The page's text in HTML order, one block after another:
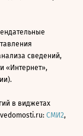
сведений,
«Интернет»,
в виджетах
СМИ2,